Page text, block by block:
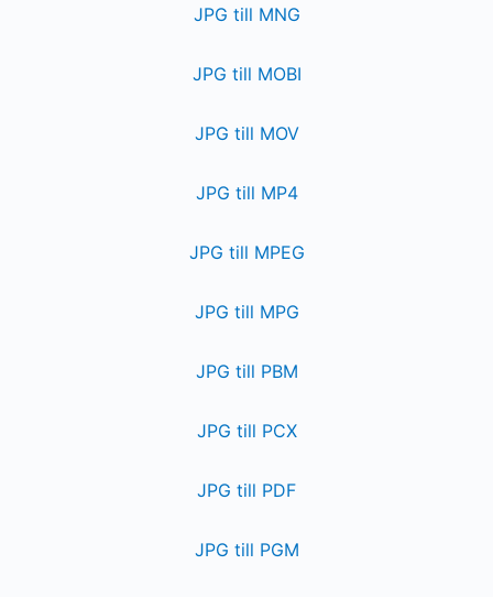
JPG till MNG
JPG till MOBI
JPG till MOV
JPG till MP4
JPG till MPEG
JPG till MPG
JPG till PBM
JPG till PCX
JPG till PDF
JPG till PGM